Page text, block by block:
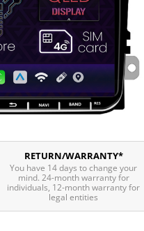
RETURN/WARRANTY*
You have 14 days to change your
mind. 24-month warranty for
individuals, 12-month warranty for
legal entities